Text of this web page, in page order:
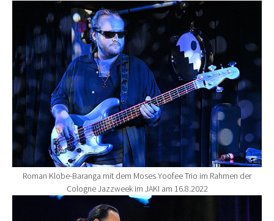
Show larger version for:
Roman Klobe-Baranga mit dem Moses Yoofee Trio im Rahmen der
Cologne Jazzweek im JAKI am 16.8.2022
Show larger version for: